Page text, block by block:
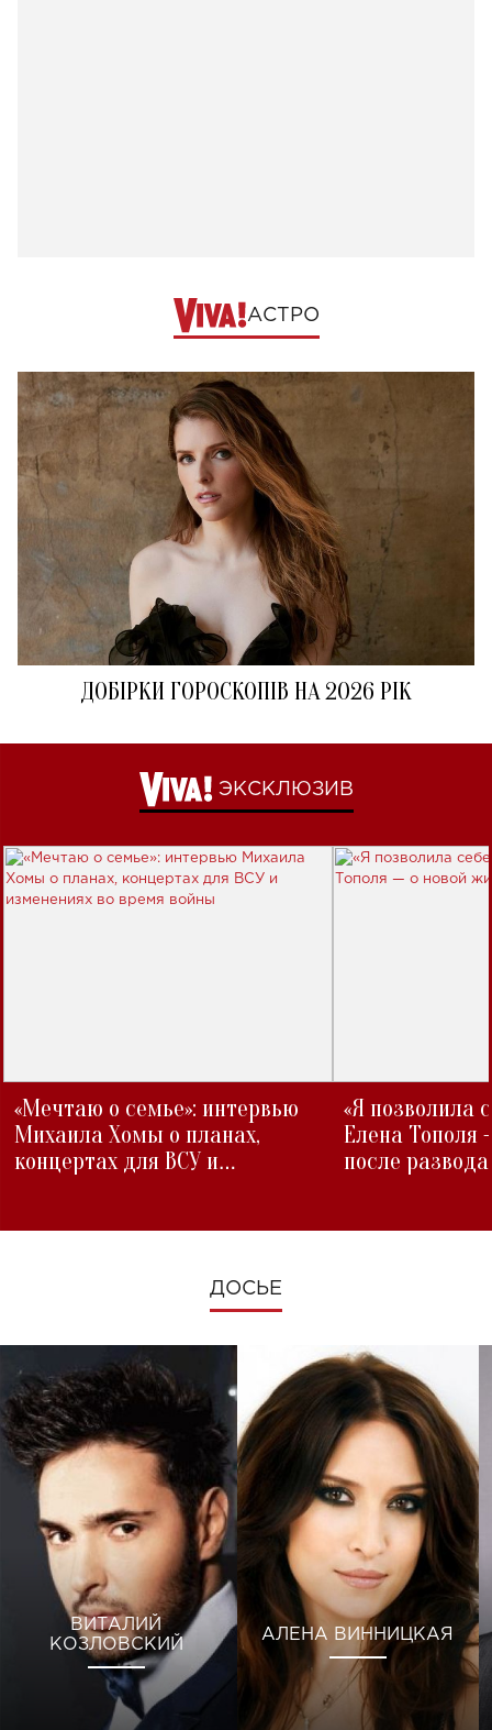
АСТРО
ДОБІРКИ ГОРОСКОПІВ НА 2026 РІК
ЭКСКЛЮЗИВ
«Мечтаю о семье»: интервью
Михаила Хомы о планах,
концертах для ВСУ и
«Я позволила
Елена Тополя
после развода
ДОСЬЕ
ВИТАЛИЙ
КОЗЛОВСКИЙ
АЛЕНА ВИННИЦКАЯ